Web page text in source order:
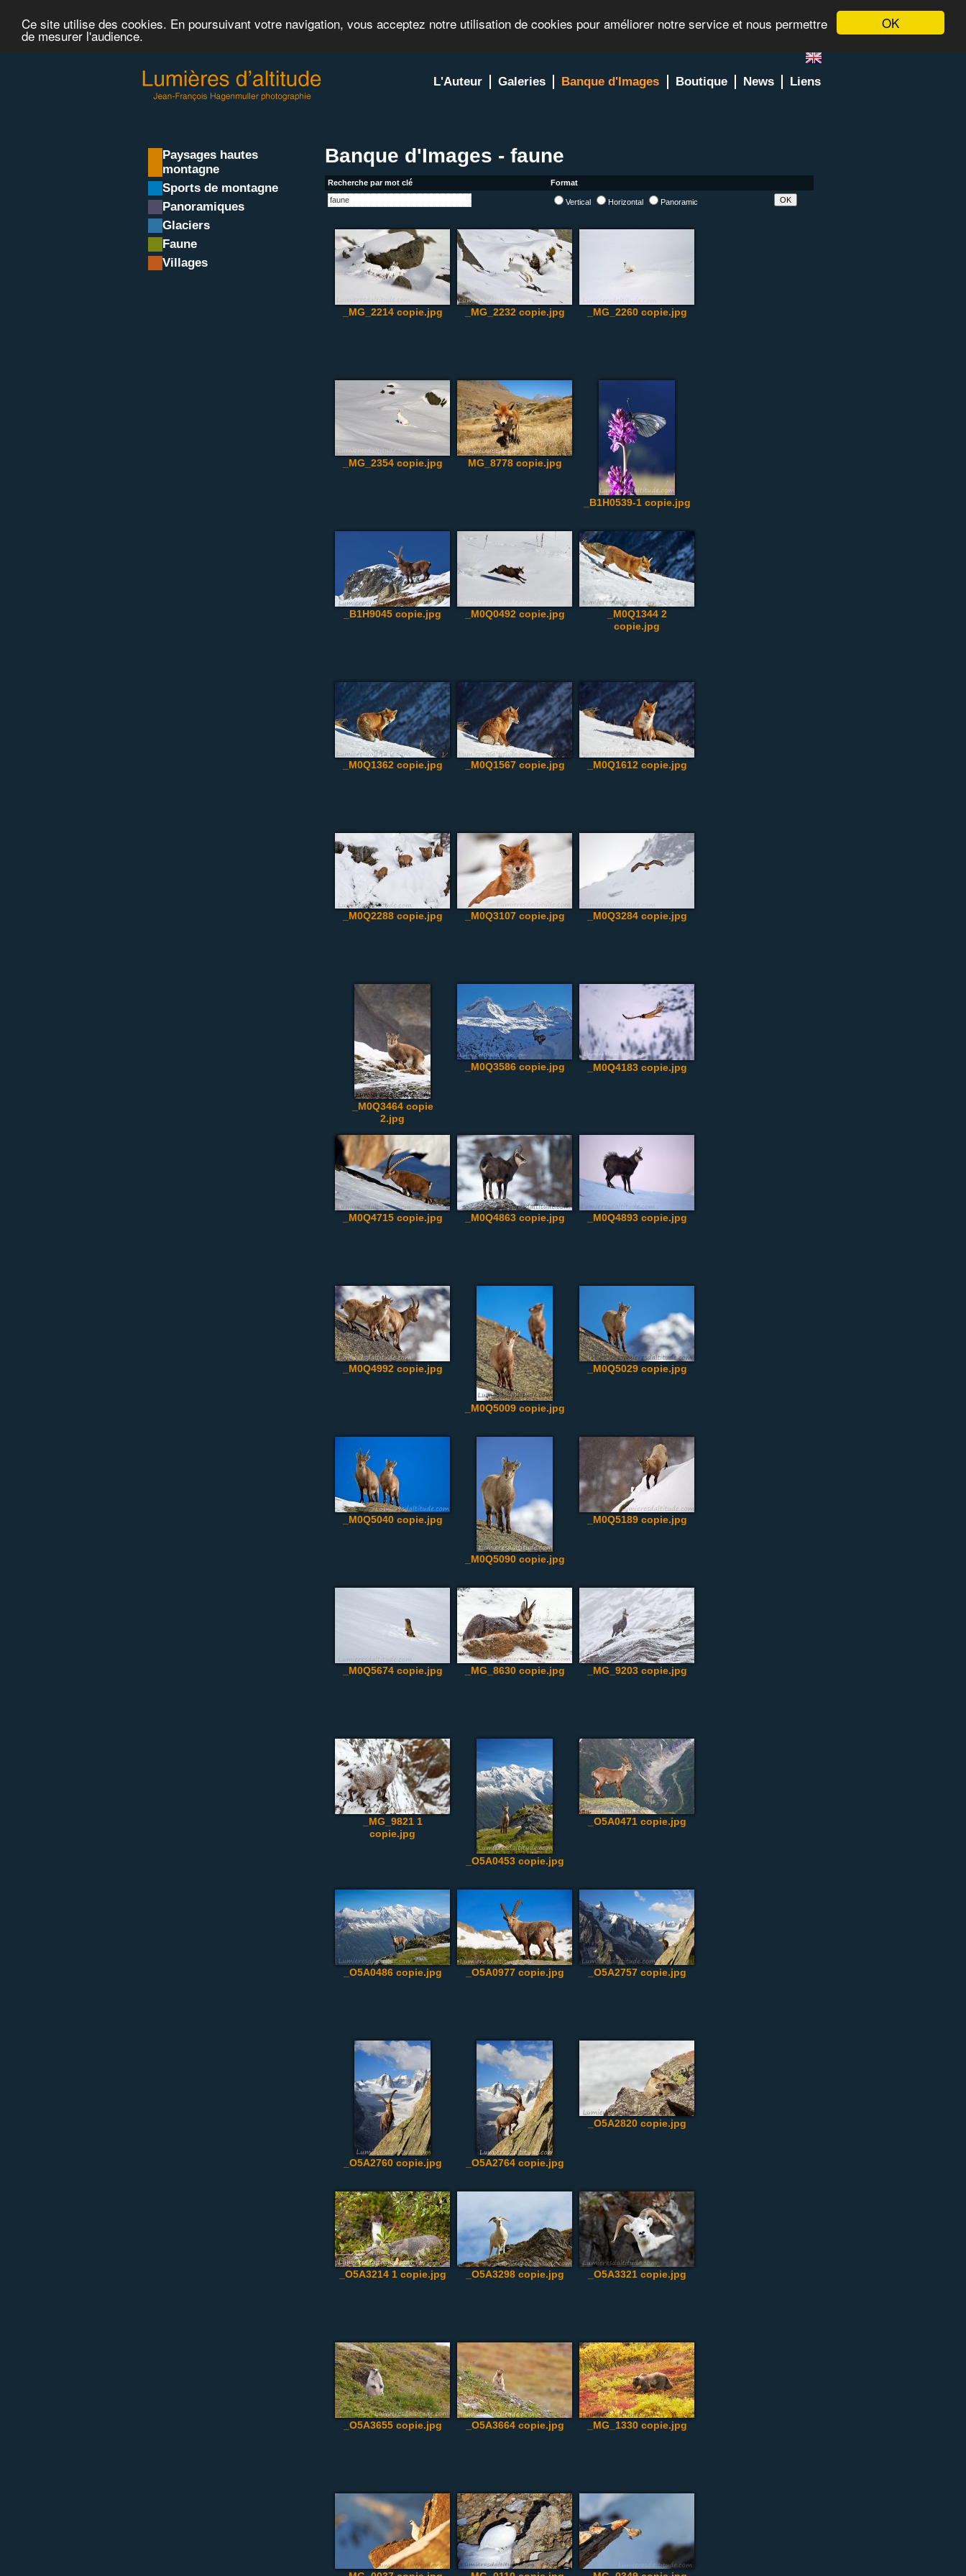
OK
Ce site utilise des cookies. En poursuivant votre navigation, vous acceptez notre utilisation de cookies pour améliorer notre service et nous permettre
de mesurer l'audience.
L'Auteur Galeries Banque d'Images Boutique News Liens
Paysages hautes
montagne
Sports de montagne
Panoramiques
Glaciers
Faune
Villages
Banque d'Images - faune
Recherche par mot clé Format
Vertical Horizontal Panoramic
_MG_2214 copie.jpg _MG_2232 copie.jpg _MG_2260 copie.jpg
_MG_2354 copie.jpg MG_8778 copie.jpg
_B1H0539-1 copie.jpg
_B1H9045 copie.jpg _M0Q0492 copie.jpg
_M0Q1344 2
copie.jpg
_M0Q1362 copie.jpg _M0Q1567 copie.jpg _M0Q1612 copie.jpg
_M0Q2288 copie.jpg _M0Q3107 copie.jpg _M0Q3284 copie.jpg
_M0Q3464 copie
2.jpg
_M0Q3586 copie.jpg _M0Q4183 copie.jpg
_M0Q4715 copie.jpg _M0Q4863 copie.jpg _M0Q4893 copie.jpg
_M0Q4992 copie.jpg
_M0Q5009 copie.jpg
_M0Q5029 copie.jpg
_M0Q5040 copie.jpg
_M0Q5090 copie.jpg
_M0Q5189 copie.jpg
_M0Q5674 copie.jpg _MG_8630 copie.jpg _MG_9203 copie.jpg
_MG_9821 1
copie.jpg
_O5A0453 copie.jpg
_O5A0471 copie.jpg
_O5A0486 copie.jpg _O5A0977 copie.jpg _O5A2757 copie.jpg
_O5A2760 copie.jpg _O5A2764 copie.jpg
_O5A2820 copie.jpg
_O5A3214 1 copie.jpg _O5A3298 copie.jpg _O5A3321 copie.jpg
_O5A3655 copie.jpg _O5A3664 copie.jpg _MG_1330 copie.jpg